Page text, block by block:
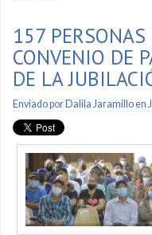
157 PERSONAS
CONVENIO DE
DE LA
Enviado por Dalila Jaramilloen